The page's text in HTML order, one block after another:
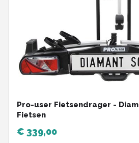
Pro-user Fietsendrager -
Fietsen
€ 339,00